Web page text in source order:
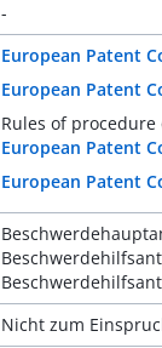
-
European Patent
European Patent
Rules of
European Patent
European Patent
Nicht zum